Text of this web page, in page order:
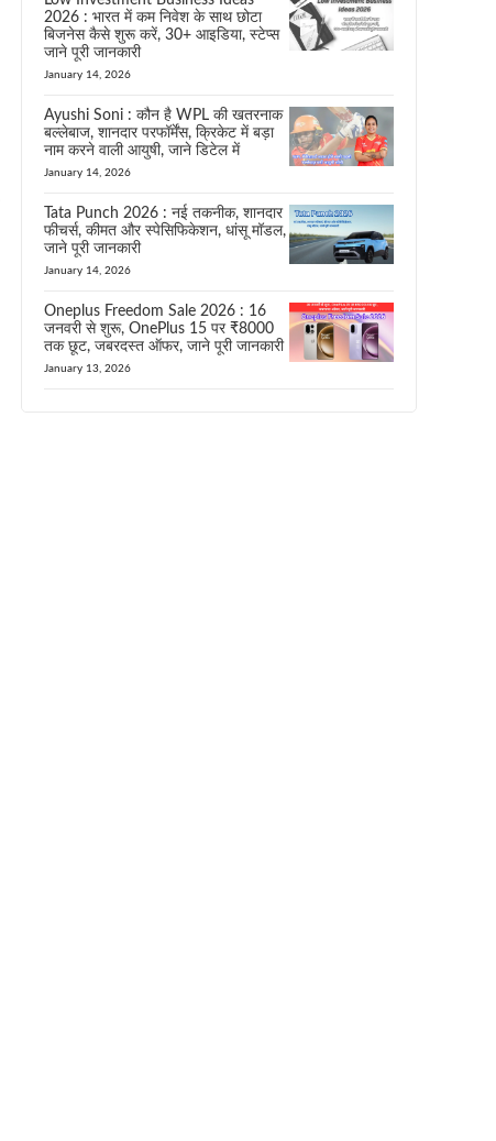
2026 : भारत में कम निवेश के साथ छोटा
बिजनेस कैसे शुरू करें, 30+ आइडिया, स्टेप्स
जाने पूरी जानकारी
January 14, 2026
Ayushi Soni : कौन है WPL की खतरनाक
बल्लेबाज, शानदार परफॉर्मेंस, क्रिकेट में बड़ा
नाम करने वाली आयुषी, जाने डिटेल में
January 14, 2026
Tata Punch 2026 : नई तकनीक, शानदार
फीचर्स, कीमत और स्पेसिफिकेशन, धांसू मॉडल,
जाने पूरी जानकारी
January 14, 2026
Oneplus Freedom Sale 2026 : 16
जनवरी से शुरू, OnePlus 15 पर ₹8000
तक छूट, जबरदस्त ऑफर, जाने पूरी जानकारी
January 13, 2026